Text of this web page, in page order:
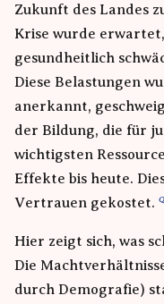
Zukunft des Landes
Krise wurde
gesundheitlich
Diese Belastungen
anerkannt,
der Bildung, die für
wichtigsten
Effekte bis heute.
Vertrauen gekostet.
Hier zeigt sich, was
Die
durch Demografie)